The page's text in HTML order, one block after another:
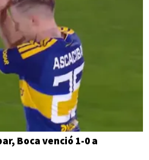
Boca venció 1-0 a